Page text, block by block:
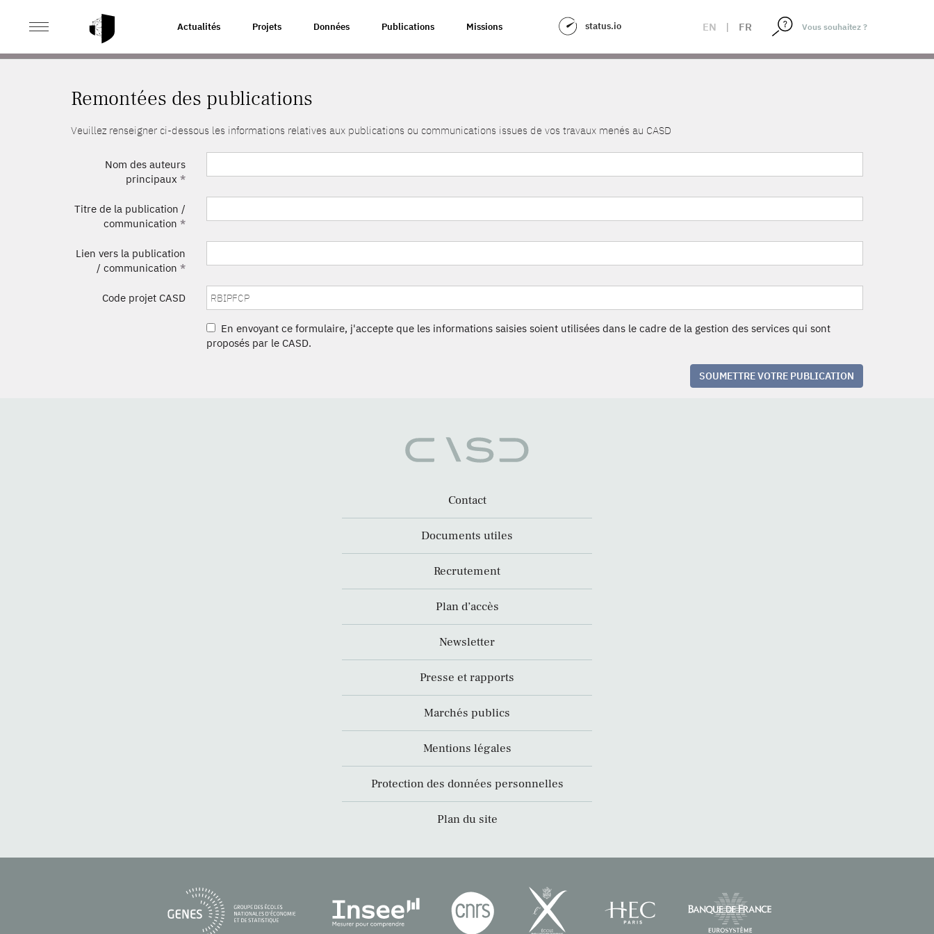
Actualités Projets Données Publications Missions status.io EN | FR
ACCUEIL REMONTÉES DES PUBLICATIONS
Remontées des publications
Veuillez renseigner ci-dessous les informations relatives aux publications ou communications issues de vos travaux menés au CASD
Nom des auteurs
principaux *
Titre de la publication /
communication *
Lien vers la publication
/ communication *
Code projet CASD
En envoyant ce formulaire, j'accepte que les informations saisies soient utilisées dans le cadre de la gestion des services qui sont
proposés par le CASD.
SOUMETTRE VOTRE PUBLICATION
Contact
Documents utiles
Recrutement
Plan d’accès
Newsletter
Presse et rapports
Marchés publics
Mentions légales
Protection des données personnelles
Plan du site